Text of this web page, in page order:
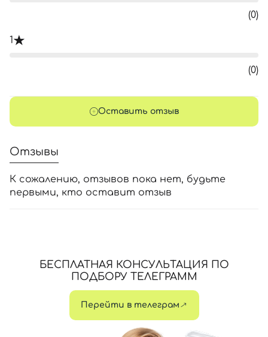
(0)
1
(0)
Оставить отзыв
Отзывы
К сожалению, отзывов пока нет, будьте
первыми, кто оставит отзыв
БЕСПЛАТНАЯ КОНСУЛЬТАЦИЯ ПО
ПОДБОРУ ТЕЛЕГРАММ
Перейти в телеграм